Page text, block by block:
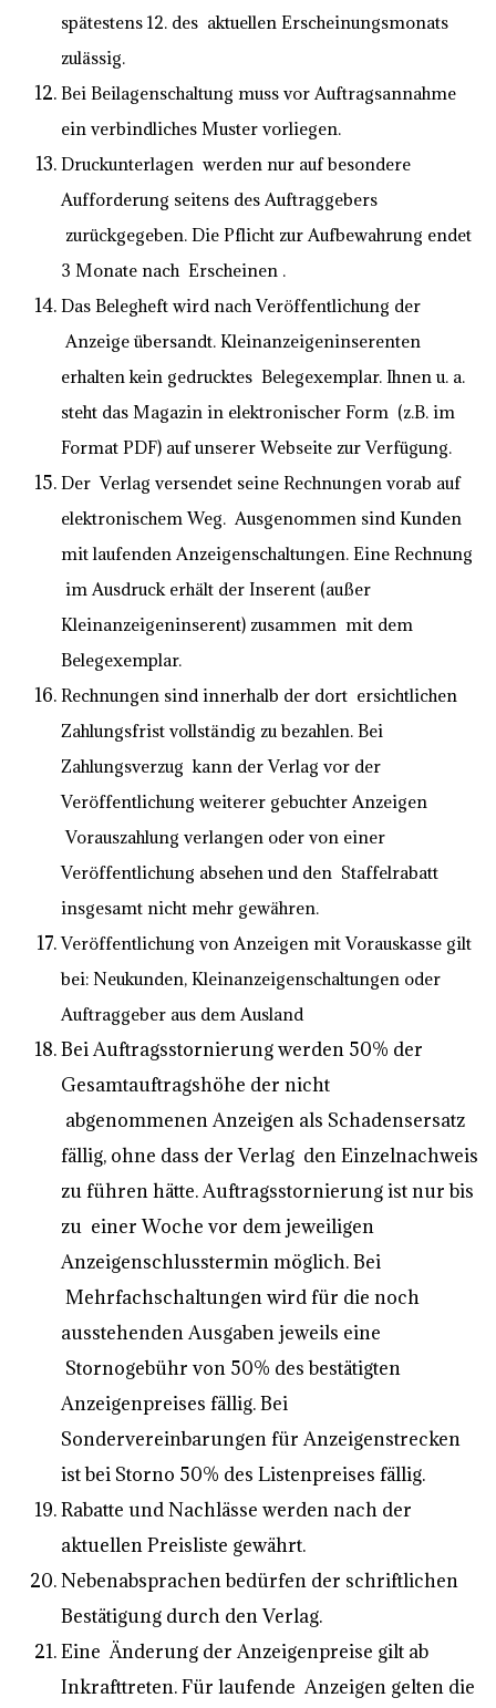
spätestens 12. des aktuellen Erscheinungsmonats
zulässig.
Bei Beilagenschaltung muss vor Auftragsannahme
ein verbindliches Muster vorliegen.
Druckunterlagen werden nur auf besondere
Aufforderung seitens des Auftraggebers
zurückgegeben. Die Pflicht zur Aufbewahrung endet
3 Monate nach Erscheinen .
Das Belegheft wird nach Veröffentlichung der
Anzeige übersandt. Kleinanzeigeninserenten
erhalten kein gedrucktes Belegexemplar. Ihnen u. a.
steht das Magazin in elektronischer Form (z.B. im
Format PDF) auf unserer Webseite zur Verfügung.
Der Verlag versendet seine Rechnungen vorab auf
elektronischem Weg. Ausgenommen sind Kunden
mit laufenden Anzeigenschaltungen. Eine Rechnung
im Ausdruck erhält der Inserent (außer
Kleinanzeigeninserent) zusammen mit dem
Belegexemplar.
Rechnungen sind innerhalb der dort ersichtlichen
Zahlungsfrist vollständig zu bezahlen. Bei
Zahlungsverzug kann der Verlag vor der
Veröffentlichung weiterer gebuchter Anzeigen
Vorauszahlung verlangen oder von einer
Veröffentlichung absehen und den Staffelrabatt
insgesamt nicht mehr gewähren.
Veröffentlichung von Anzeigen mit Vorauskasse gilt
bei: Neukunden, Kleinanzeigenschaltungen oder
Auftraggeber aus dem Ausland
Bei Auftragsstornierung werden 50% der
Gesamtauftragshöhe der nicht
abgenommenen Anzeigen als Schadensersatz
fällig, ohne dass der Verlag den Einzelnachweis
zu führen hätte. Auftragsstornierung ist nur bis
zu einer Woche vor dem jeweiligen
Anzeigenschlusstermin möglich. Bei
Mehrfachschaltungen wird für die noch
ausstehenden Ausgaben jeweils eine
Stornogebühr von 50% des bestätigten
Anzeigenpreises fällig. Bei
Sondervereinbarungen für Anzeigenstrecken
ist bei Storno 50% des Listenpreises fällig.
Rabatte und Nachlässe werden nach der
aktuellen Preisliste gewährt.
Nebenabsprachen bedürfen der schriftlichen
Bestätigung durch den Verlag.
Eine Änderung der Anzeigenpreise gilt ab
Inkrafttreten. Für laufende Anzeigen gelten die